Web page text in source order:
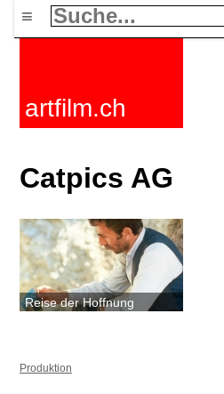
≡
artfilm.ch
Catpics AG
Reise der Hoffnung
Produktion